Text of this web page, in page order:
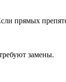
прямых
замены.